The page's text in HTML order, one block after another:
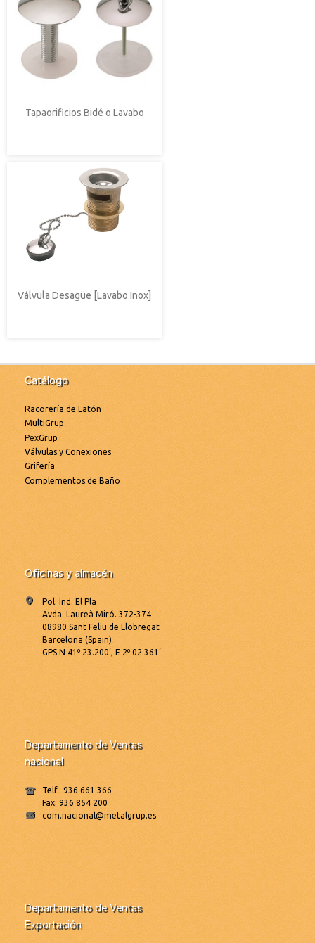
Tapaorificios Bidé o Lavabo
Válvula Desagüe [Lavabo Inox]
Catálogo
Racorería de Latón
MultiGrup
PexGrup
Válvulas y Conexiones
Grifería
Complementos de Baño
Oficinas y almacén
Pol. Ind. El Pla
Avda. Laureà Miró. 372-374
08980 Sant Feliu de Llobregat
Barcelona (Spain)
GPS N 41º 23.200’, E 2º 02.361’
Departamento de Ventas
nacional
Telf.: 936 661 366
Fax: 936 854 200
com.nacional@metalgrup.es
Departamento de Ventas
Exportación